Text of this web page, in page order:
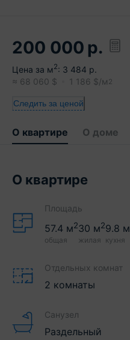
200 000 р.
Цена за м2: 3 484 р.
≈ 68 060 $ 1 186 $/м 2
Следить за ценой
О квартире О доме
О квартире
Площадь
57.4 м2
общая
30 м2
жилая
9.8 м
кухня
Отдельных комнат
2 комнаты
Санузел
Раздельный